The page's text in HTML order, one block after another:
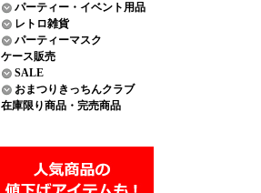
パーティー・イベント用品
レトロ雑貨
パーティーマスク
ケース販売
SALE
おまつりきっちんクラブ
在庫限り商品・完売商品